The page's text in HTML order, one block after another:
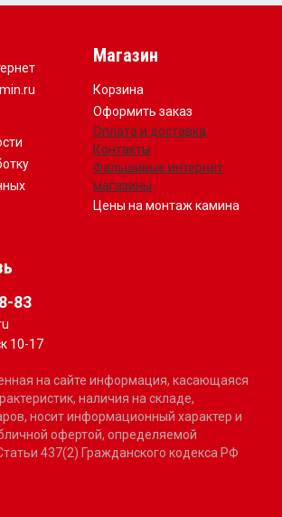
Магазин
Корзина
Оформить заказ
Оплата и доставка
Контакты
Фальшивые интернет
магазины
Цены на монтаж камина
83
10-17
на сайте информация, касающаяся
наличия на складе,
носит информационный характер и
офертой, определяемой
437(2) Гражданского кодекса РФ